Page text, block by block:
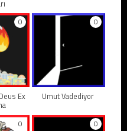
0
Ex
0
Umut Vadediyor
0 0